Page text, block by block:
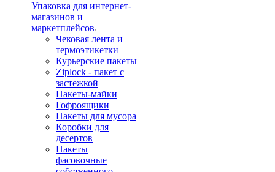
Упаковка для интернет-
магазинов и
маркетплейсов
Чековая лента и
термоэтикетки
Курьерские пакеты
Ziplock - пакет с
застежкой
Пакеты-майки
Гофроящики
Пакеты для мусора
Коробки для
десертов
Пакеты
фасовочные